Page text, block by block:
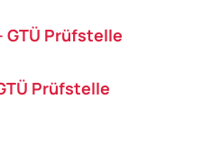
GTÜ Prüfstelle
Prüfstelle